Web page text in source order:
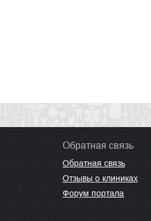
Обратная связь
Обратная связь
Отзывы о клиниках
Форум портала